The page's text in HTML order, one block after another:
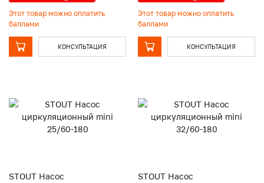
Этот товар можно оплатить
баллами
КОНСУЛЬТАЦИЯ
Этот товар можно оплатить
баллами
КОНСУЛЬТАЦИЯ
STOUT Насос
STOUT Насос